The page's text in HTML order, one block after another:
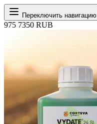
Переключить навигацию
975 7350 RUB